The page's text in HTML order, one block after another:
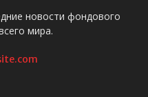
новости фондового
мира.